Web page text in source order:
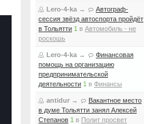
Lero-4-ka →
Автограф-
сессия звёзд автоспорта пройдёт
в Тольятти 1 в Автомобиль - не
роскошь
Lero-4-ka →
Финансовая
помощь на организацию
предпринимательской
деятельности 1 в Финансы
antidur →
Вакантное место
в думе Тольятти занял Алексей
Степанов 1 в Полит просвет